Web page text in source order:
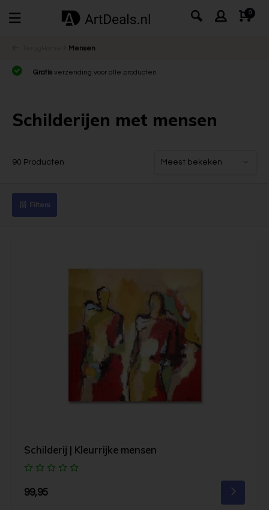
0
Mensen
Gratis verzending voor alle producten
Schilderijen met mensen
90 Producten
Filters
Schilderij | Kleurrijke mensen
99,95